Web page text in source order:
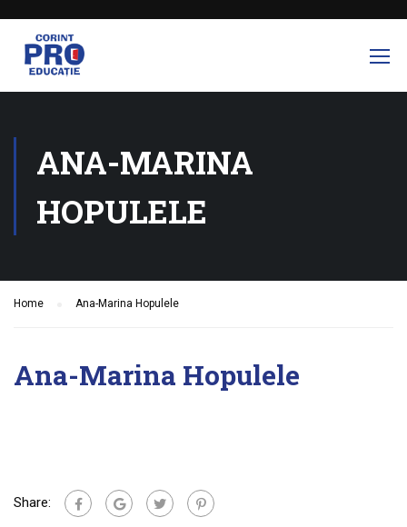
ANA-MARINA
HOPULELE
Home Ana-Marina Hopulele
Ana-Marina Hopulele
Share: